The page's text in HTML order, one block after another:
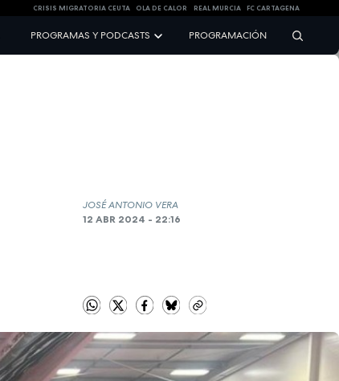
CRISIS MIGRATORIA CEUTA OLA DE CALOR REAL MURCIA FC CARTAGENA
PROGRAMAS Y PODCASTS PROGRAMACIÓN
JOSÉ ANTONIO VERA
12 ABR 2024 - 22:16